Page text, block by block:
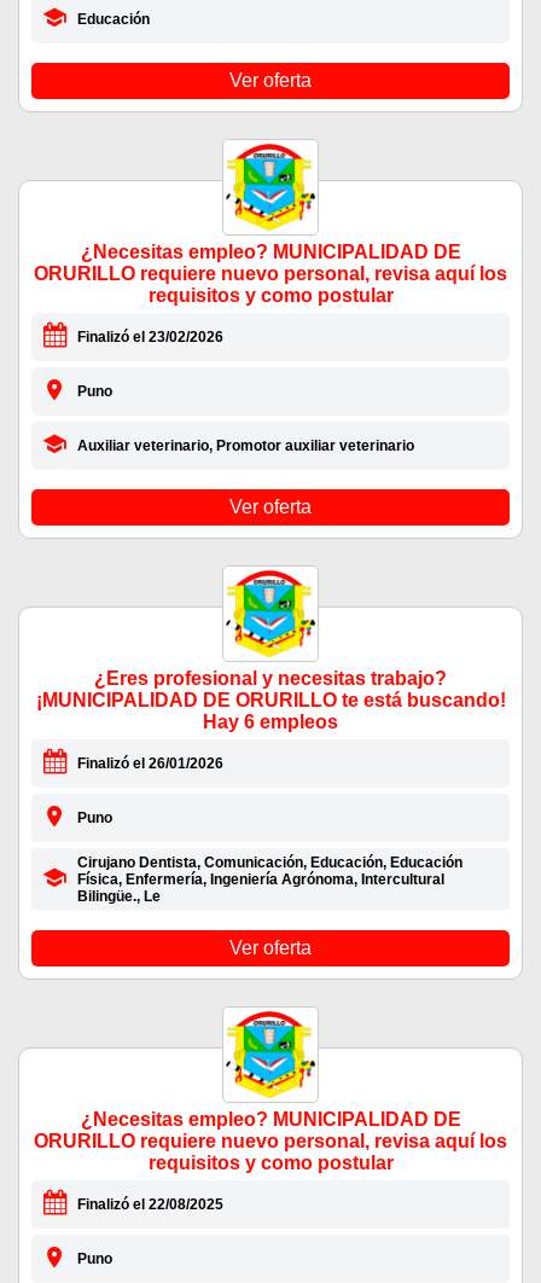
Educación
Ver oferta
¿Necesitas empleo? MUNICIPALIDAD DE
ORURILLO requiere nuevo personal, revisa aquí los
requisitos y como postular
Finalizó el 23/02/2026
Puno
Auxiliar veterinario, Promotor auxiliar veterinario
Ver oferta
¿Eres profesional y necesitas trabajo?
¡MUNICIPALIDAD DE ORURILLO te está buscando!
Hay 6 empleos
Finalizó el 26/01/2026
Puno
Cirujano Dentista, Comunicación, Educación, Educación
Física, Enfermería, Ingeniería Agrónoma, Intercultural
Bilingüe., Le
Ver oferta
¿Necesitas empleo? MUNICIPALIDAD DE
ORURILLO requiere nuevo personal, revisa aquí los
requisitos y como postular
Finalizó el 22/08/2025
Puno